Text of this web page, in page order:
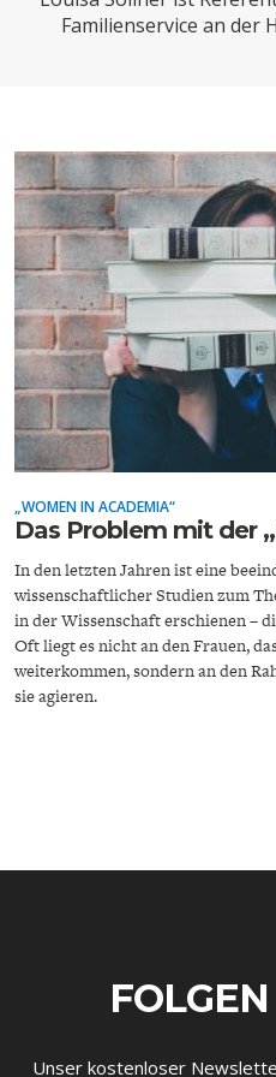
Familienservice an der
„WOMEN IN ACADEMIA“
Das Problem mit der
In den letzten Jahren ist eine
wissenschaftlicher Studien zum
in der Wissenschaft erschienen –
Oft liegt es nicht an den Frauen,
weiterkommen, sondern an den
sie agieren.
Unser kostenloser